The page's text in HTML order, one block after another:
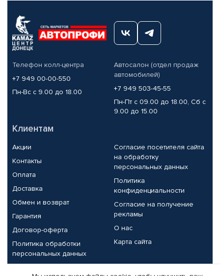
Телефон колл-центра
+7 949 00-00-550
Пн-Вс с 9.00 до 18.00
Автосалон (отдел продаж
автомобилей)
+7 949 503-45-55
Пн-Пт с 09.00 до 18.00, Сб с
9.00 до 15.00
Клиентам
Акции
Контакты
Оплата
Доставка
Обмен и возврат
Гарантия
Договор-оферта
Политика обработки
персональных данных
Согласие посетителя сайта
на обработку
персональных данных
Политика
конфиденциальности
Согласие на получение
рекламы
О нас
Карта сайта